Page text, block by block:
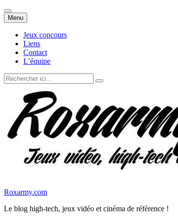
Menu Aller
au
contenu
Jeux concours
Liens
Contact
L’équipe
Recherche
pour
Roxarmy.com
Le blog high-tech, jeux vidéo et cinéma de référence !